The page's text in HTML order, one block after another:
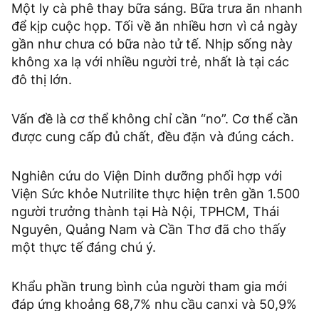
Một ly cà phê thay bữa sáng. Bữa trưa ăn nhanh
để kịp cuộc họp. Tối về ăn nhiều hơn vì cả ngày
gần như chưa có bữa nào tử tế. Nhịp sống này
không xa lạ với nhiều người trẻ, nhất là tại các
đô thị lớn.
Vấn đề là cơ thể không chỉ cần “no”. Cơ thể cần
được cung cấp đủ chất, đều đặn và đúng cách.
Nghiên cứu do Viện Dinh dưỡng phối hợp với
Viện Sức khỏe Nutrilite thực hiện trên gần 1.500
người trưởng thành tại Hà Nội, TPHCM, Thái
Nguyên, Quảng Nam và Cần Thơ đã cho thấy
một thực tế đáng chú ý.
Khẩu phần trung bình của người tham gia mới
đáp ứng khoảng 68,7% nhu cầu canxi và 50,9%